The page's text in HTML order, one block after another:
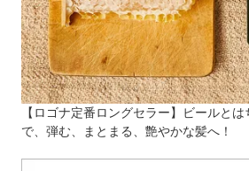
【ロゴナ定番ロングセラー】ビールと
で、弾む、まとまる、艶やかな髪へ！